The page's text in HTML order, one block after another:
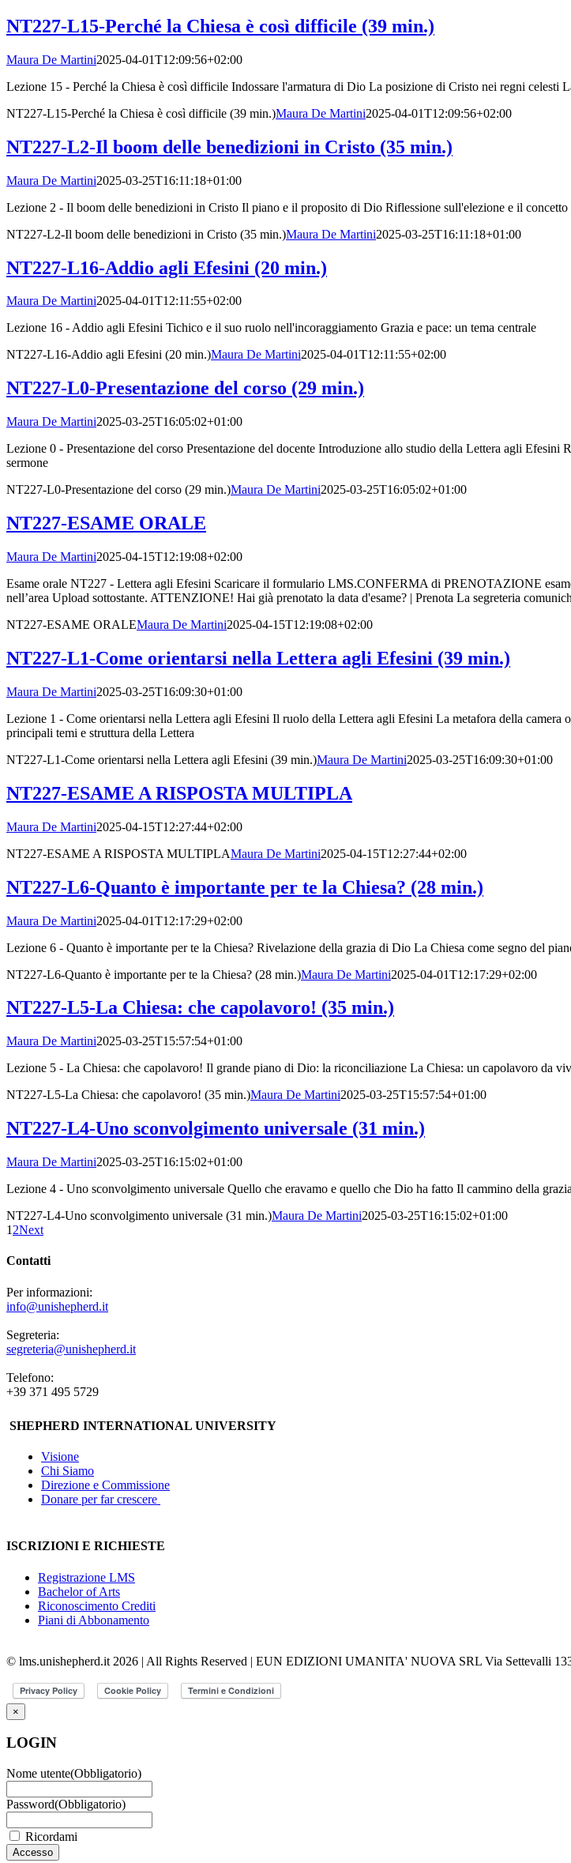
NT227-L15-Perché la Chiesa è così difficile (39 min.)
Maura De Martini2025-04-01T12:09:56+02:00
Lezione 15 - Perché la Chiesa è così difficile Indossare l'armatura di Dio La posizione di Cristo nei regni celesti
NT227-L15-Perché la Chiesa è così difficile (39 min.)Maura De Martini2025-04-01T12:09:56+02:00
NT227-L2-Il boom delle benedizioni in Cristo (35 min.)
Maura De Martini2025-03-25T16:11:18+01:00
Lezione 2 - Il boom delle benedizioni in Cristo Il piano e il proposito di Dio Riflessione sull'elezione e il
NT227-L2-Il boom delle benedizioni in Cristo (35 min.)Maura De Martini2025-03-25T16:11:18+01:00
NT227-L16-Addio agli Efesini (20 min.)
Maura De Martini2025-04-01T12:11:55+02:00
Lezione 16 - Addio agli Efesini Tichico e il suo ruolo nell'incoraggiamento Grazia e pace: un tema centrale
NT227-L16-Addio agli Efesini (20 min.)Maura De Martini2025-04-01T12:11:55+02:00
NT227-L0-Presentazione del corso (29 min.)
Maura De Martini2025-03-25T16:05:02+01:00
Lezione 0 - Presentazione del corso Presentazione del docente Introduzione allo studio della Lettera agli
sermone
NT227-L0-Presentazione del corso (29 min.)Maura De Martini2025-03-25T16:05:02+01:00
NT227-ESAME ORALE
Maura De Martini2025-04-15T12:19:08+02:00
Esame orale NT227 - Lettera agli Efesini Scaricare il formulario LMS.CONFERMA di PRENOTAZIONE
nell’area Upload sottostante. ATTENZIONE! Hai già prenotato la data d'esame? | Prenota La segreteria
NT227-ESAME ORALEMaura De Martini2025-04-15T12:19:08+02:00
NT227-L1-Come orientarsi nella Lettera agli Efesini (39 min.)
Maura De Martini2025-03-25T16:09:30+01:00
Lezione 1 - Come orientarsi nella Lettera agli Efesini Il ruolo della Lettera agli Efesini La metafora della
principali temi e struttura della Lettera
NT227-L1-Come orientarsi nella Lettera agli Efesini (39 min.)Maura De Martini2025-03-25T16:09:30+01:00
NT227-ESAME A RISPOSTA MULTIPLA
Maura De Martini2025-04-15T12:27:44+02:00
NT227-ESAME A RISPOSTA MULTIPLAMaura De Martini2025-04-15T12:27:44+02:00
NT227-L6-Quanto è importante per te la Chiesa? (28 min.)
Maura De Martini2025-04-01T12:17:29+02:00
Lezione 6 - Quanto è importante per te la Chiesa? Rivelazione della grazia di Dio La Chiesa come segno del
NT227-L6-Quanto è importante per te la Chiesa? (28 min.)Maura De Martini2025-04-01T12:17:29+02:00
NT227-L5-La Chiesa: che capolavoro! (35 min.)
Maura De Martini2025-03-25T15:57:54+01:00
Lezione 5 - La Chiesa: che capolavoro! Il grande piano di Dio: la riconciliazione La Chiesa: un capolavoro da
NT227-L5-La Chiesa: che capolavoro! (35 min.)Maura De Martini2025-03-25T15:57:54+01:00
NT227-L4-Uno sconvolgimento universale (31 min.)
Maura De Martini2025-03-25T16:15:02+01:00
Lezione 4 - Uno sconvolgimento universale Quello che eravamo e quello che Dio ha fatto Il cammino della grazia
NT227-L4-Uno sconvolgimento universale (31 min.)Maura De Martini2025-03-25T16:15:02+01:00
1 2Next
Contatti
Per informazioni:
info@unishepherd.it
Segreteria:
segreteria@unishepherd.it
Telefono:
+39 371 495 5729
SHEPHERD INTERNATIONAL UNIVERSITY
Visione
Chi Siamo
Direzione e Commissione
Donare per far crescere
ISCRIZIONI E RICHIESTE
Registrazione LMS
Bachelor of Arts
Riconoscimento Crediti
Piani di Abbonamento
© lms.unishepherd.it 2026 | All Rights Reserved | EUN EDIZIONI UMANITA' NUOVA SRL Via Settevalli
×
LOGIN
Nome utente(Obbligatorio)
Password(Obbligatorio)
Ricordami